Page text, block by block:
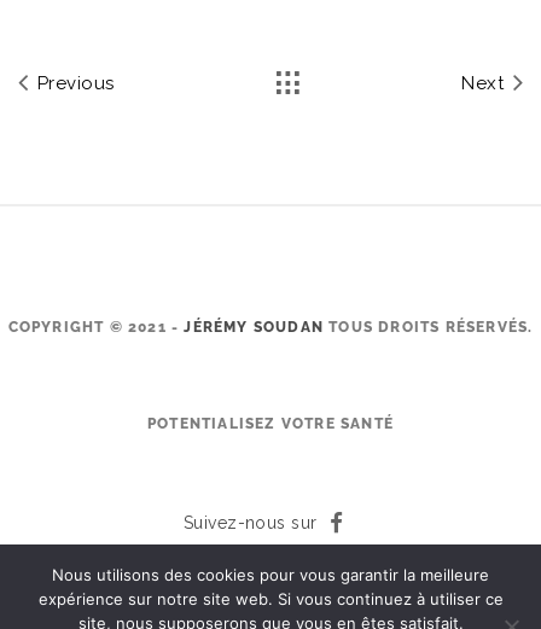
Previous Next
COPYRIGHT © 2021 -JÉRÉMY SOUDAN TOUS DROITS RÉSERVÉS.
POTENTIALISEZ VOTRE SANTÉ
Suivez-nous sur
Données Personnelles
Nous utilisons des cookies pour vous garantir la meilleure
expérience sur notre site web. Si vous continuez à utiliser ce
site, nous supposerons que vous en êtes satisfait.